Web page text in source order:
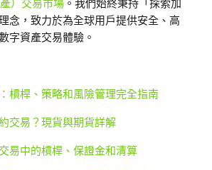
）交易市場 。我們始終秉持「探索加
念，致力於為全球用戶提供安全、高
字資產交易體驗。
槓桿、策略和風險管理完全指南
交易？現貨與期貨詳解
易中的槓桿、保證金和清算